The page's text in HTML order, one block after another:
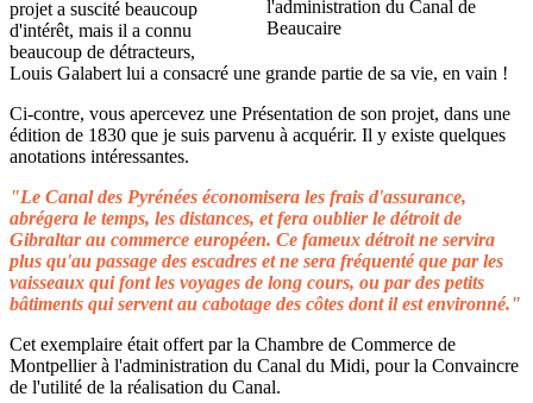
projet a suscité beaucoup
d'intérêt, mais il a connu
beaucoup de détracteurs,
Louis Galabert lui a consacré une grande partie de sa vie, en vain !
Ci-contre, vous apercevez une Présentation de son projet, dans une
édition de 1830 que je suis parvenu à acquérir. Il y existe quelques
anotations intéressantes.
"Le Canal des Pyrénées économisera les frais d'assurance,
abrégera le temps, les distances, et fera oublier le détroit de
Gibraltar au commerce européen. Ce fameux détroit ne servira
plus qu'au passage des escadres et ne sera fréquenté que par les
vaisseaux qui font les voyages de long cours, ou par des petits
bâtiments qui servent au cabotage des côtes dont il est environné."
Cet exemplaire était offert par la Chambre de Commerce de
Montpellier à l'administration du Canal du Midi, pour la Convaincre
de l'utilité de la réalisation du Canal.